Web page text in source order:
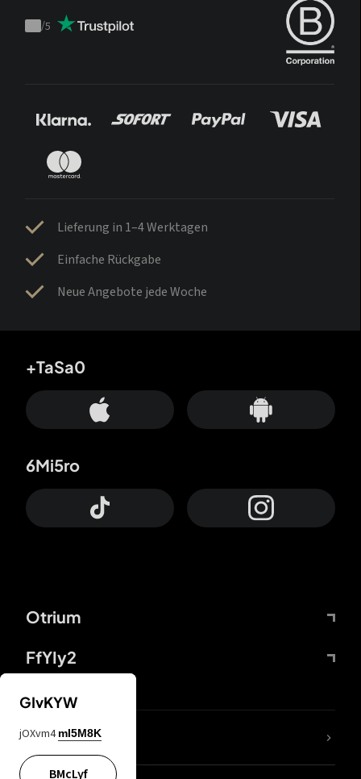
Trustpilot
/5
Lieferung in 1–4 Werktagen
Einfache Rückgabe
Neue Angebote jede Woche
Otrium
FfYIy2
+TaSa0
6Mi5ro
DDcvSo
GIvKYW
jOXvm4 mI5M8K
BMcLyf